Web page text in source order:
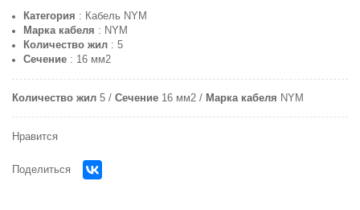
Категория : Кабель NYM
Марка кабеля : NYM
Количество жил: 5
Сечение: 16 мм2
Количество жил 5 Сечение 16 мм2 Марка кабеля NYM
Нравится
Поделиться